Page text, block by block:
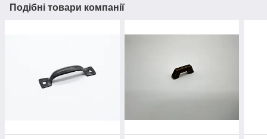
Подібні товари компанії